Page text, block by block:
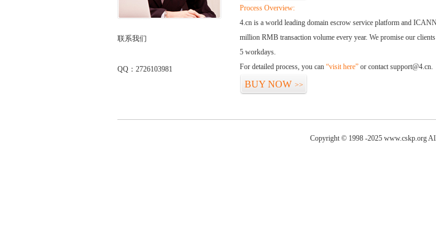
联系我们
QQ：2726103981
Process Overview:
4.cn is a world leading domain escrow service platform and
million RMB transaction volume every year. We promise our
5 workdays.
For detailed process, you can “visit here” or contact support@4.cn.
BUY NOW >>
Copyright © 1998 -2025 www.cskp.org